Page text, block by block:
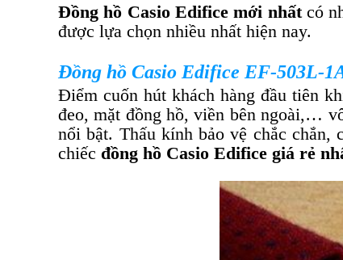
Đồng hồ Casio Edifice mới nhấtcó
được lựa chọn nhiều nhất hiện nay.
Đồng hồ Casio Edifice EF-503L-
Điểm cuốn hút khách hàng đầu tiên
đeo, mặt đồng hồ, viền bên ngoài,…
nổi bật. Thấu kính bảo vệ chắc
chiếc đồng hồ Casio Edifice giá rẻ